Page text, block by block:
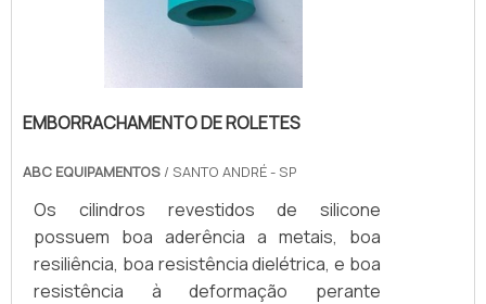
EMBORRACHAMENTO DE ROLETES
ABC EQUIPAMENTOS / SANTO ANDRÉ - SP
Os cilindros revestidos de silicone
possuem boa aderência a metais, boa
resiliência, boa resistência dielétrica, e boa
resistência à deformação perante